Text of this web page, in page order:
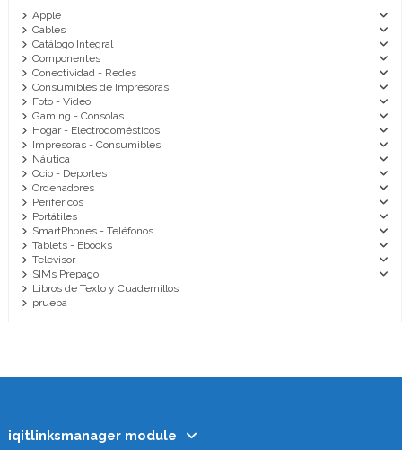
Apple
Cables
Catálogo Integral
Componentes
Conectividad - Redes
Consumibles de Impresoras
Foto - Video
Gaming - Consolas
Hogar - Electrodomésticos
Impresoras - Consumibles
Náutica
Ocio - Deportes
Ordenadores
Periféricos
Portátiles
SmartPhones - Teléfonos
Tablets - Ebooks
Televisor
SIMs Prepago
Libros de Texto y Cuadernillos
prueba
iqitlinksmanager module